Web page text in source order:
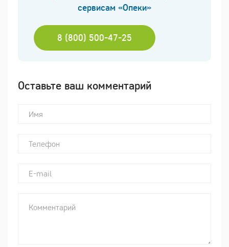
сервисам «Опеки»
8 (800) 500-47-25
Оставьте ваш комментарий